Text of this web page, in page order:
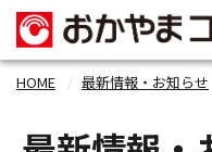
HOME 最新情報・お知らせ